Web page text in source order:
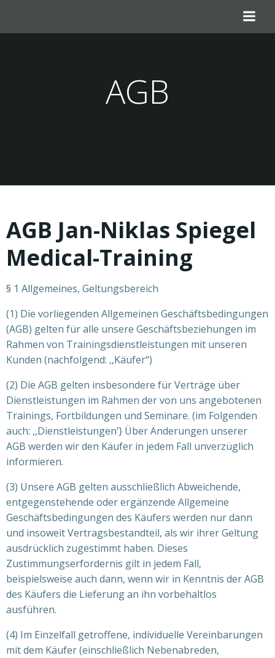
springen
AGB
AGB Jan-Niklas Spiegel
Medical-Training
§ 1 Allgemeines, Geltungsbereich
(1) Die vorliegenden Allgemeinen Geschäftsbedingungen
(AGB) gelten für alle unsere Geschäftsbeziehungen im
Rahmen von Trainingsdienstleistungen mit unseren
Kunden (nachfolgend: ,,Käufer“)
(2) Die AGB gelten insbesondere für Verträge über
Dienstleistungen im Rahmen der von uns angebotenen
Trainings, Fortbildungen und Seminare. (im Folgenden
auch: ,,Dienstleistungen‘} Über Änderungen unserer
AGB werden wir den Käufer in jedem Fall unverzüglich
informieren.
(3) Unsere AGB gelten ausschließlich Abweichende,
entgegenstehende oder ergänzende Allgemeine
Geschäftsbedingungen des Käufers werden nur dann
und insoweit Vertragsbestandteil, als wir ihrer Geltung
ausdrücklich zugestimmt haben. Dieses
Zustimmungserfordernis gilt in jedem Fall,
beispielsweise auch dann, wenn wir in Kenntnis der AGB
des Käufers die Lieferung an ihn vorbehaltlos
ausführen.
(4) Im Einzelfall getroffene, individuelle Vereinbarungen
mit dem Käufer (einschließlich Nebenabreden,